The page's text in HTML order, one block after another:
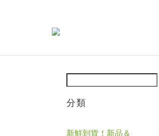
分類
新鮮到貨！新品＆